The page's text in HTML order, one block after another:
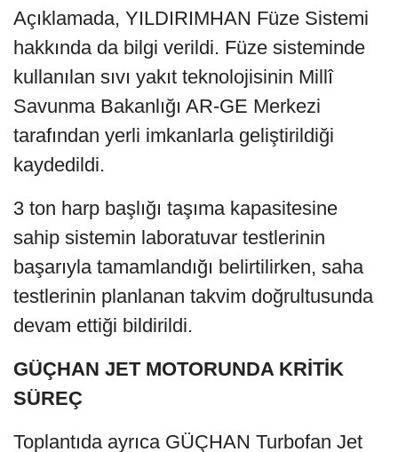
Açıklamada, YILDIRIMHAN Füze Sistemi
hakkında da bilgi verildi. Füze sisteminde
kullanılan sıvı yakıt teknolojisinin Millî
Savunma Bakanlığı AR-GE Merkezi
tarafından yerli imkanlarla geliştirildiği
kaydedildi.
3 ton harp başlığı taşıma kapasitesine
sahip sistemin laboratuvar testlerinin
başarıyla tamamlandığı belirtilirken, saha
testlerinin planlanan takvim doğrultusunda
devam ettiği bildirildi.
GÜÇHAN JET MOTORUNDA KRİTİK
SÜREÇ
Toplantıda ayrıca GÜÇHAN Turbofan Jet